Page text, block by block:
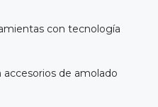
con tecnología
accesorios de amolado